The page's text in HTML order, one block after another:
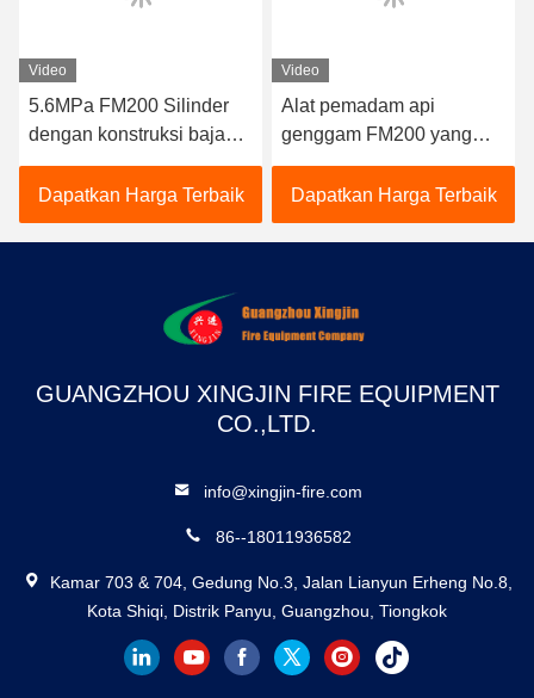
Video
5.6MPa FM200 Silinder
dengan konstruksi baja
tanpa jahitan untuk
pemadaman kebakaran
cepat
Dapatkan Harga Terbaik
Video
Alat pemadam api
genggam FM200 yang
kompak dengan volume
pengisian 4 kg dan waktu
pelepasan ≤10 s untuk
pemadam kebakaran
cepat
Dapatkan Harga Terbaik
GUANGZHOU XINGJIN FIRE EQUIPMENT
CO.,LTD.
info@xingjin-fire.com
86--18011936582
Kamar 703 & 704, Gedung No.3, Jalan Lianyun Erheng No.8,
Kota Shiqi, Distrik Panyu, Guangzhou, Tiongkok